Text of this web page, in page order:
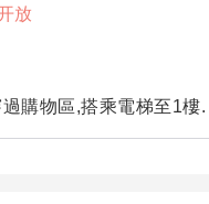
放
購物區,搭乘電梯至1樓.